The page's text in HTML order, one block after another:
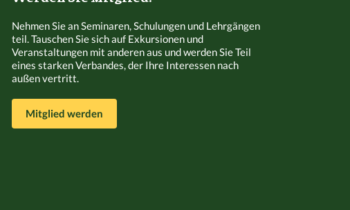
Nehmen Sie an Seminaren, Schulungen und Lehrgängen
teil. Tauschen Sie sich auf Exkursionen und
Veranstaltungen mit anderen aus und werden Sie Teil
eines starken Verbandes, der Ihre Interessen nach
außen vertritt.
Mitglied werden